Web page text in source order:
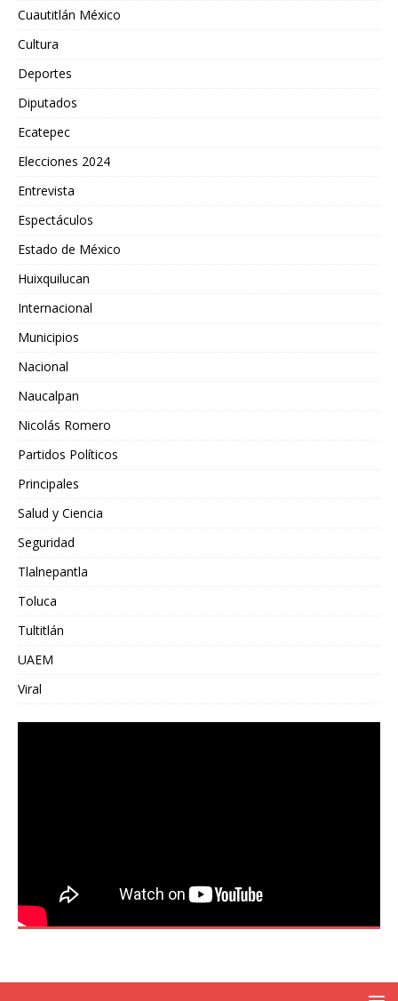
Cuautitlán México
Cultura
Deportes
Diputados
Ecatepec
Elecciones 2024
Entrevista
Espectáculos
Estado de México
Huixquilucan
Internacional
Municipios
Nacional
Naucalpan
Nicolás Romero
Partidos Políticos
Principales
Salud y Ciencia
Seguridad
Tlalnepantla
Toluca
Tultitlán
UAEM
Viral